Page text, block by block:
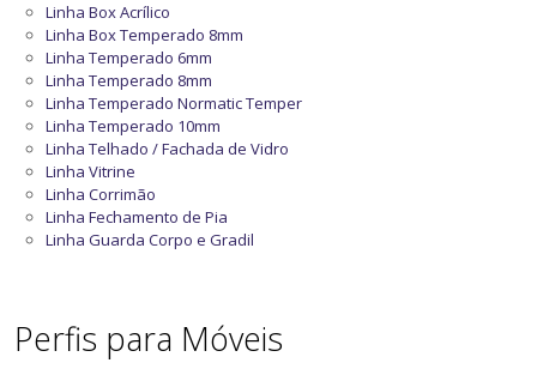
Linha Box Acrílico
Linha Box Temperado 8mm
Linha Temperado 6mm
Linha Temperado 8mm
Linha Temperado Normatic Temper
Linha Temperado 10mm
Linha Telhado / Fachada de Vidro
Linha Vitrine
Linha Corrimão
Linha Fechamento de Pia
Linha Guarda Corpo e Gradil
Perfis para Móveis